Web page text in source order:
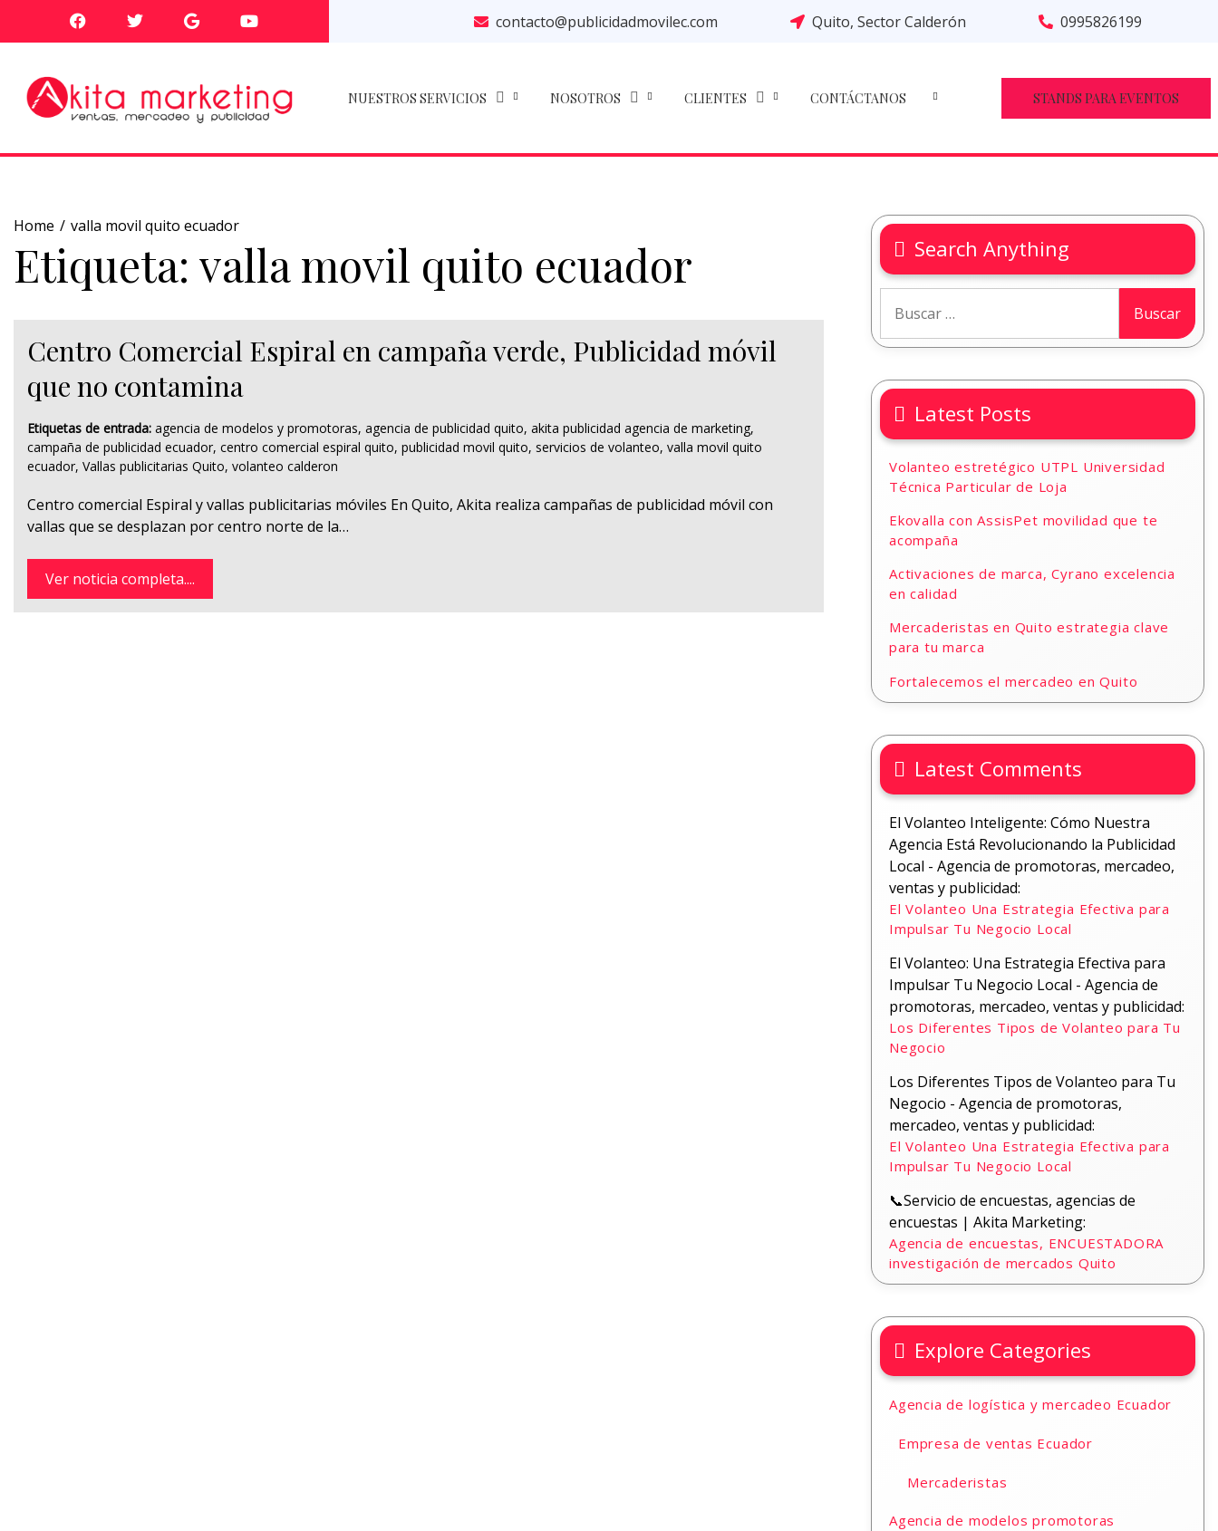
contacto@publicidadmovilec.com Quito, Sector Calderón 0995826199
NUESTROS SERVICIOS NOSOTROS CLIENTES CONTÁCTANOS STANDS PARA EVENTOS
Home valla movil quito ecuador
Etiqueta: valla movil quito ecuador
Centro Comercial Espiral en campaña verde, Publicidad móvil
que no contamina
Etiquetas de entrada: agencia de modelos y promotoras, agencia de publicidad quito, akita publicidad agencia de marketing,
campaña de publicidad ecuador, centro comercial espiral quito, publicidad movil quito, servicios de volanteo, valla movil quito
ecuador, Vallas publicitarias Quito, volanteo calderon
Centro comercial Espiral y vallas publicitarias móviles En Quito, Akita realiza campañas de publicidad móvil con
vallas que se desplazan por centro norte de la…
Ver noticia completa....
Search Anything
Latest Posts
Volanteo estretégico UTPL Universidad
Técnica Particular de Loja
Ekovalla con AssisPet movilidad que te
acompaña
Activaciones de marca, Cyrano excelencia
en calidad
Mercaderistas en Quito estrategia clave
para tu marca
Fortalecemos el mercadeo en Quito
Latest Comments
El Volanteo Inteligente: Cómo Nuestra
Agencia Está Revolucionando la Publicidad
Local - Agencia de promotoras, mercadeo,
ventas y publicidad:
El Volanteo Una Estrategia Efectiva para
Impulsar Tu Negocio Local
El Volanteo: Una Estrategia Efectiva para
Impulsar Tu Negocio Local - Agencia de
promotoras, mercadeo, ventas y publicidad:
Los Diferentes Tipos de Volanteo para Tu
Negocio
Los Diferentes Tipos de Volanteo para Tu
Negocio - Agencia de promotoras,
mercadeo, ventas y publicidad:
El Volanteo Una Estrategia Efectiva para
Impulsar Tu Negocio Local
📞Servicio de encuestas, agencias de
encuestas | Akita Marketing:
Agencia de encuestas, ENCUESTADORA
investigación de mercados Quito
Explore Categories
Agencia de logística y mercadeo Ecuador
Empresa de ventas Ecuador
Mercaderistas
Agencia de modelos promotoras